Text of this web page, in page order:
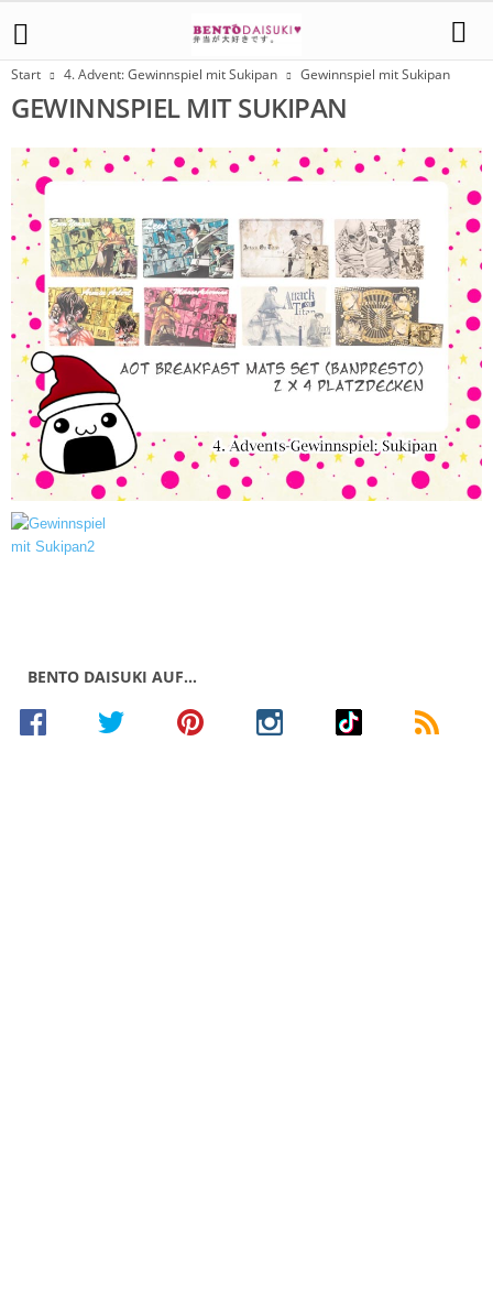
Start 4. Advent: Gewinnspiel mit Sukipan Gewinnspiel mit Sukipan
GEWINNSPIEL MIT SUKIPAN
BENTO DAISUKI AUF…